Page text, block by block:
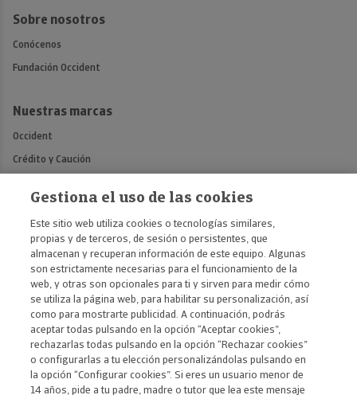
Sobre nosotros
Conócenos
Fundación Occident
Nuestras marcas
Occident
Crédito y Caución
Contáctanos
Contacto prensa y medios
Gestiona el uso de las cookies
Este sitio web utiliza cookies o tecnologías similares,
propias y de terceros, de sesión o persistentes, que
almacenan y recuperan información de este equipo. Algunas
son estrictamente necesarias para el funcionamiento de la
web, y otras son opcionales para ti y sirven para medir cómo
se utiliza la página web, para habilitar su personalización, así
como para mostrarte publicidad. A continuación, podrás
aceptar todas pulsando en la opción “Aceptar cookies”,
rechazarlas todas pulsando en la opción “Rechazar cookies”
o configurarlas a tu elección personalizándolas pulsando en
la opción “Configurar cookies”. Si eres un usuario menor de
14 años, pide a tu padre, madre o tutor que lea este mensaje